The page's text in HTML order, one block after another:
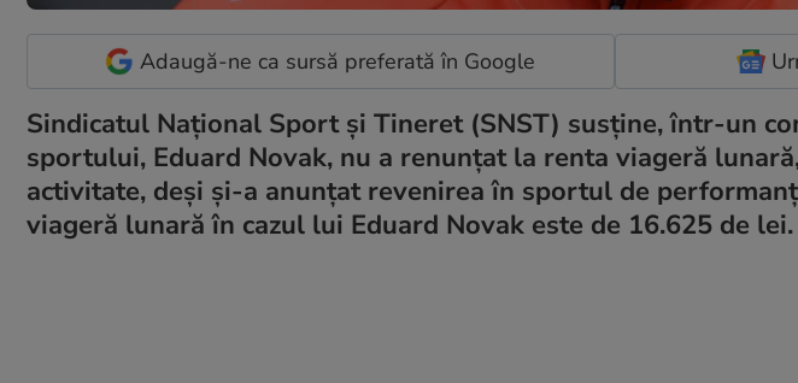
Adaugă-ne ca sursă preferată în Google
Sindicatul Naţional Sport şi Tineret (SNST) susţine, într-un
sportului, Eduard Novak, nu a renunţat la renta viageră
activitate, deşi şi-a anunţat revenirea în sportul de
viageră lunară în cazul lui Eduard Novak este de 16.625 de lei.